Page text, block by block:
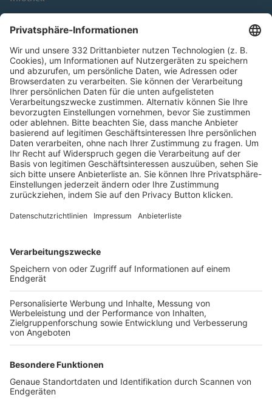
Kontakt
HÄUFIG BESUCHTE SEITEN
Pässe und Vereinswechsel
Trainerausbildung
Schulungsangebot Vereinsmitarbeiter
BFV-Geschäftsstellen
Trainerbörse
Login SpielPlus
FOLGE DEM BFV
TOP-VEREINE
TOP-PARTNER